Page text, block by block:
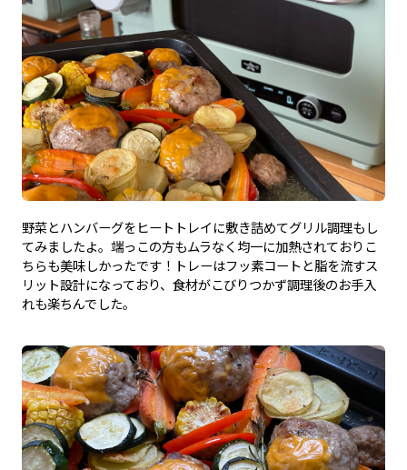
野菜とハンバーグをヒートトレイに敷き詰めてグリル調理もし
てみましたよ。端っこの方もムラなく均一に加熱されておりこ
ちらも美味しかったです！トレーはフッ素コートと脂を流すス
リット設計になっており、食材がこびりつかず調理後のお手入
れも楽ちんでした。